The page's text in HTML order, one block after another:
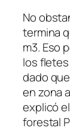
No
termina
m3. Eso
los
dado
en zona
explicó
forestal